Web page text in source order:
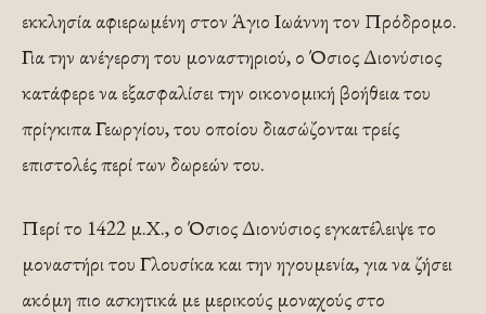
εκκλησία αφιερωμένη στον Άγιο Ιωάννη τον Πρόδρομο.
Για την ανέγερση του μοναστηριού, ο Όσιος Διονύσιος
κατάφερε να εξασφαλίσει την οικονομική βοήθεια του
πρίγκιπα Γεωργίου, του οποίου διασώζονται τρείς
επιστολές περί των δωρεών του.
Περί το 1422 μ.Χ., ο Όσιος Διονύσιος εγκατέλειψε το
μοναστήρι του Γλουσίκα και την ηγουμενία, για να ζήσει
ακόμη πιο ασκητικά με μερικούς μοναχούς στο